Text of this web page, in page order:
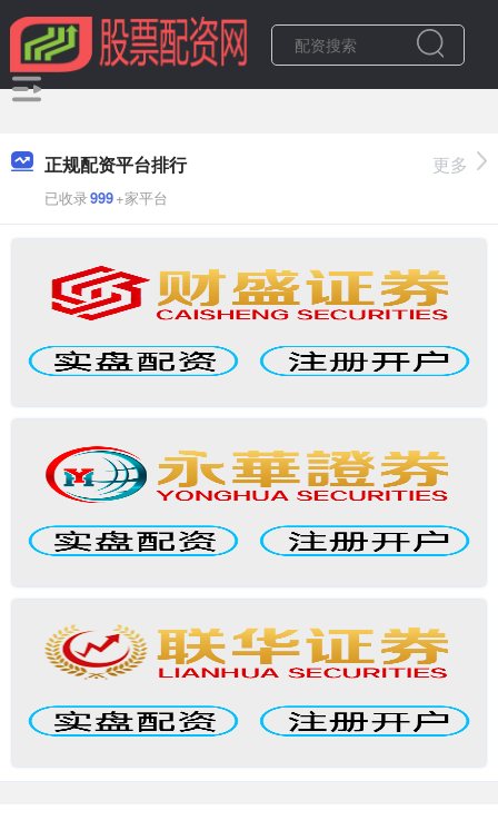
正规配资平台排行
已收录999+家平台
更多